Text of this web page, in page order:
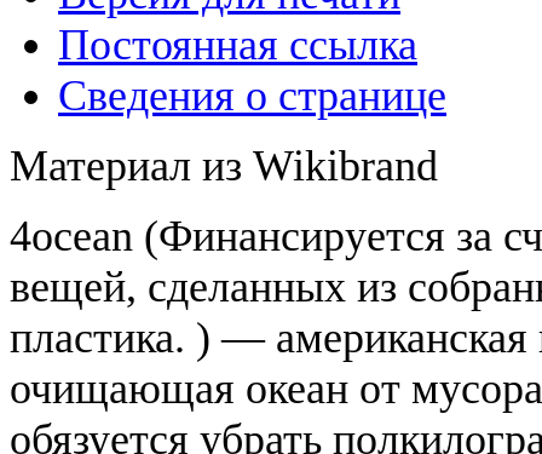
Постоянная ссылка
Сведения о странице
Материал из Wikibrand
4ocean (Финансируется за
вещей, сделанных из
пластика. ) — американская
очищающая океан от
обязуется убрать